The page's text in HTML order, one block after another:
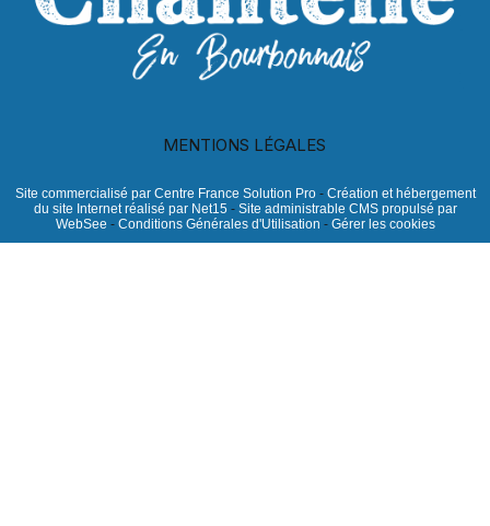
MENTIONS LÉGALES
Site commercialisé par Centre France Solution Pro- Création et hébergement
du site Internet réalisé par Net15- Site administrable CMS propulsé par
WebSee - Conditions Générales d'Utilisation - Gérer les cookies